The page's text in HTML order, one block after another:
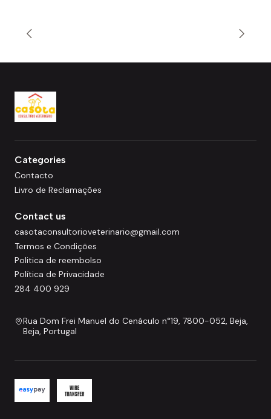
Categories
Contacto
Livro de Reclamações
Contact us
casotaconsultorioveterinario@gmail.com
Termos e Condições
Politica de reembolso
Política de Privacidade
284 400 929
Rua Dom Frei Manuel do Cenáculo n°19, 7800-052, Beja,
Beja, Portugal